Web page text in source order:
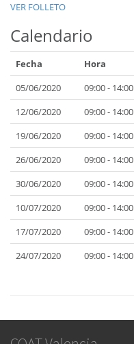
VER FOLLETO
Calendario
Fecha Hora
05/06/2020
09:00 - 14:00
12/06/2020
09:00 - 14:00
19/06/2020
09:00 - 14:00
26/06/2020
09:00 - 14:00
30/06/2020
09:00 - 14:00
10/07/2020
09:00 - 14:00
17/07/2020
09:00 - 14:00
24/07/2020
09:00 - 14:00